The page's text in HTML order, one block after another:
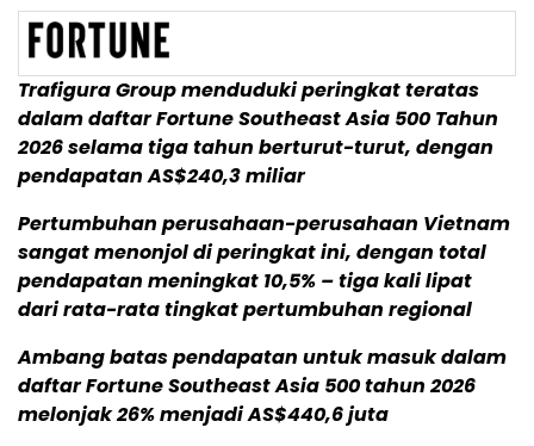
Trafigura Group menduduki peringkat teratas
dalam daftar Fortune Southeast Asia 500 Tahun
2026 selama tiga tahun berturut-turut, dengan
pendapatan AS$240,3 miliar
Pertumbuhan perusahaan-perusahaan Vietnam
sangat menonjol di peringkat ini, dengan total
pendapatan meningkat 10,5% – tiga kali lipat
dari rata-rata tingkat pertumbuhan regional
Ambang batas pendapatan untuk masuk dalam
daftar Fortune Southeast Asia 500 tahun 2026
melonjak 26% menjadi AS$440,6 juta